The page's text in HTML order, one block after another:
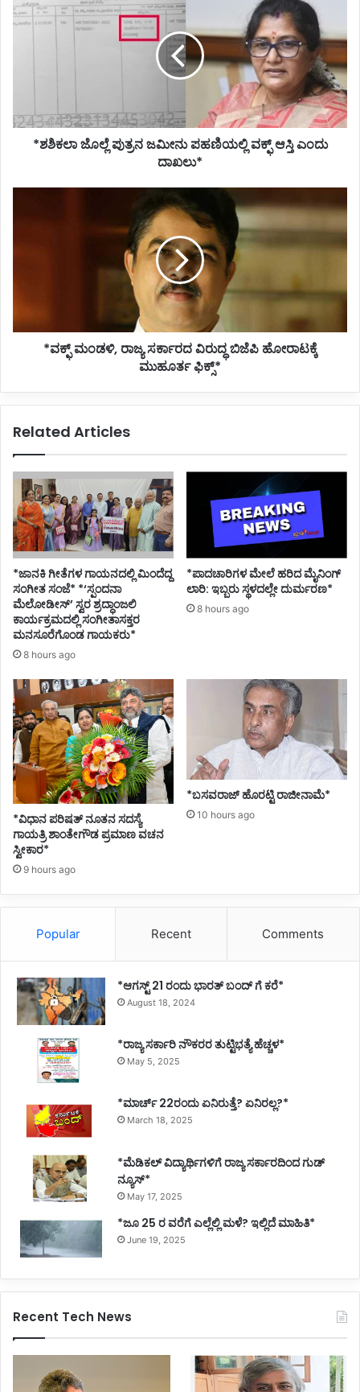
ಜೊಲ್ಲೆ
ಪುತ್ರನ
ದಾಖಲು*
*ಶಶಿಕಲಾ ಜೊಲ್ಲೆ ಪುತ್ರನ ಜಮೀನು ಪಹಣಿಯಲ್ಲಿ ವಕ್ಫ್ ಆಸ್ತಿ ಎಂದು
ದಾಖಲು*
ಸರ್ಕಾರದ
ಫಿಕ್ಸ್*
*ವಕ್ಫ್ ಮಂಡಳಿ, ರಾಜ್ಯ ಸರ್ಕಾರದ ವಿರುದ್ಧ ಬಿಜೆಪಿ ಹೋರಾಟಕ್ಕೆ
ಮುಹೂರ್ತ ಫಿಕ್ಸ್*
Related Articles
*ಜಾನಕಿ ಗೀತೆಗಳ ಗಾಯನದಲ್ಲಿ ಮಿಂದೆದ್ದ
ಸಂಗೀತ ಸಂಜೆ* *‘ಸ್ಪಂದನಾ
ಮೆಲೋಡೀಸ್’ ಸ್ವರ ಶ್ರದ್ಧಾಂಜಲಿ
ಕಾರ್ಯಕ್ರಮದಲ್ಲಿ ಸಂಗೀತಾಸಕ್ತರ
ಮನಸೂರೆಗೊಂಡ ಗಾಯಕರು*
8 hours ago
*ಪಾದಚಾರಿಗಳ ಮೇಲೆ ಹರಿದ ಮೈನಿಂಗ್
ಲಾರಿ: ಇಬ್ಬರು ಸ್ಥಳದಲ್ಲೇ ದುರ್ಮರಣ*
8 hours ago
*ವಿಧಾನ ಪರಿಷತ್ ನೂತನ ಸದಸ್ಯೆ
ಗಾಯತ್ರಿ ಶಾಂತೇಗೌಡ ಪ್ರಮಾಣ ವಚನ
ಸ್ವೀಕಾರ*
9 hours ago
*ಬಸವರಾಜ್ ಹೊರಟ್ಟಿ ರಾಜೀನಾಮೆ*
10 hours ago
Popular Recent Comments
*ಆಗಸ್ಟ್ 21 ರಂದು ಭಾರತ್‌ ಬಂದ್‌ ಗೆ ಕರೆ*
August 18, 2024
*ರಾಜ್ಯ ಸರ್ಕಾರಿ ನೌಕರರ ತುಟ್ಟಿಭತ್ಯೆ ಹೆಚ್ಚಳ*
May 5, 2025
*ಮಾರ್ಚ್ 22ರಂದು ಏನಿರುತ್ತೆ? ಏನಿರಲ್ಲ?*
March 18, 2025
*ಮೆಡಿಕಲ್ ವಿದ್ಯಾರ್ಥಿಗಳಿಗೆ ರಾಜ್ಯ ಸರ್ಕಾರದಿಂದ ಗುಡ್
ನ್ಯೂಸ್*
May 17, 2025
*ಜೂ 25 ರ ವರೆಗೆ ಎಲ್ಲೆಲ್ಲಿ ಮಳೆ? ಇಲ್ಲಿದೆ ಮಾಹಿತಿ*
June 19, 2025
Recent Tech News